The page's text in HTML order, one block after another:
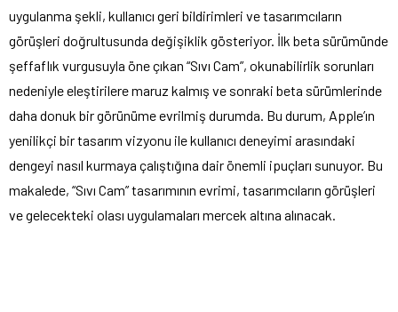
uygulanma şekli, kullanıcı geri bildirimleri ve tasarımcıların
görüşleri doğrultusunda değişiklik gösteriyor. İlk beta sürümünde
şeffaflık vurgusuyla öne çıkan “Sıvı Cam”, okunabilirlik sorunları
nedeniyle eleştirilere maruz kalmış ve sonraki beta sürümlerinde
daha donuk bir görünüme evrilmiş durumda. Bu durum, Apple’ın
yenilikçi bir tasarım vizyonu ile kullanıcı deneyimi arasındaki
dengeyi nasıl kurmaya çalıştığına dair önemli ipuçları sunuyor. Bu
makalede, “Sıvı Cam” tasarımının evrimi, tasarımcıların görüşleri
ve gelecekteki olası uygulamaları mercek altına alınacak.